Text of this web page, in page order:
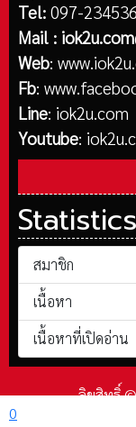
0
Tel: 097-
Mail :
Web:
Fb:
Line: iok2u.com
Youtube:
สมาชิก
เนื้อหา
เนื้อหาที่เปิดอ่าน
ลิขสิทธิ์ ©